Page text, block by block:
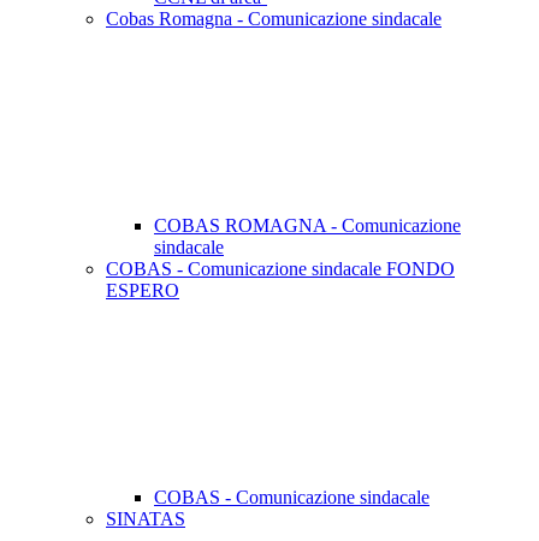
Cobas Romagna - Comunicazione sindacale
COBAS ROMAGNA - Comunicazione
sindacale
COBAS - Comunicazione sindacale FONDO
ESPERO
COBAS - Comunicazione sindacale
SINATAS